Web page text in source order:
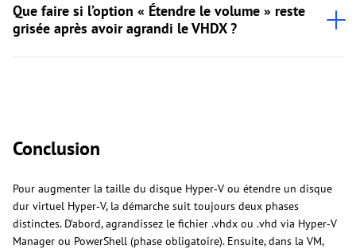
Que faire si l’option « Étendre le volume » reste
grisée après avoir agrandi le VHDX ?
Conclusion
Pour augmenter la taille du disque Hyper‑V ou étendre un disque
dur virtuel Hyper‑V, la démarche suit toujours deux phases
distinctes. D’abord, agrandissez le fichier .vhdx ou .vhd via Hyper‑V
Manager ou PowerShell (phase obligatoire). Ensuite, dans la VM,